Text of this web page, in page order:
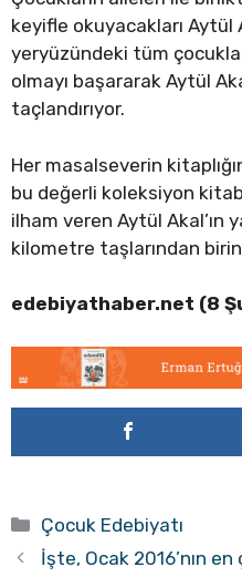
keyifle okuyacakları Aytül
yeryüzündeki tüm
olmayı başararak Aytül
taçlandırıyor.
Her masalseverin
bu değerli koleksiyon
ilham veren Aytül Akal’ın
kilometre taşlarından
edebiyathaber.net (8
Kategoriler
Çocuk Edebiyatı
İşte, Ocak 2016’nın